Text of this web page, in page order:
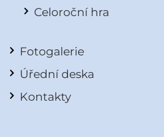
Celoroční hra
Fotogalerie
Úřední deska
Kontakty